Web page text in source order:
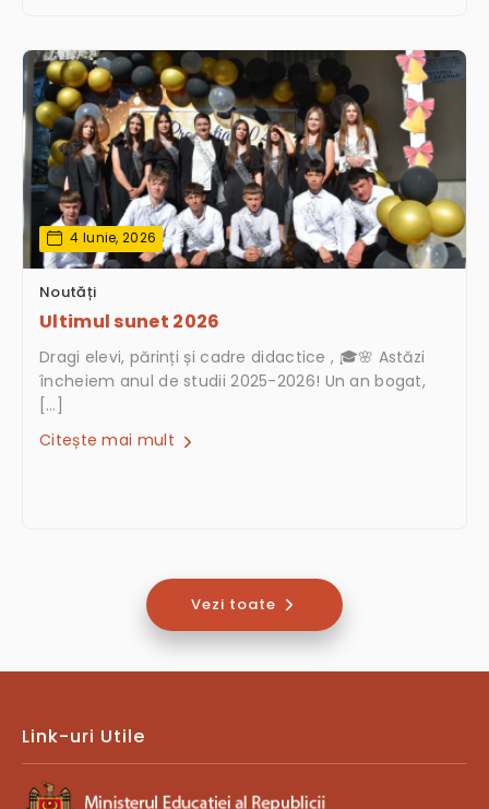
4 Iunie, 2026
Noutăți
Ultimul sunet 2026
Dragi elevi, părinți și cadre didactice , 🎓🌸 Astăzi
încheiem anul de studii 2025-2026! Un an bogat,
[…]
Citește mai mult
Vezi toate
Link-uri Utile